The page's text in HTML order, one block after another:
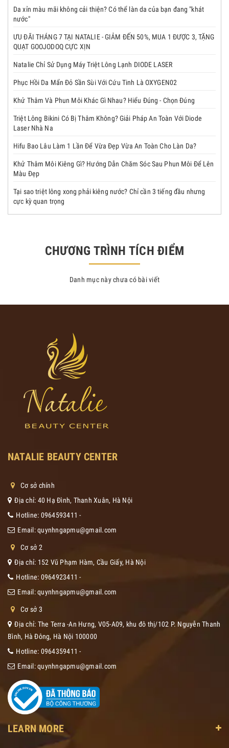
Da xỉn màu mãi không cải thiện? Có thể làn da của bạn đang "khát
nước"
ƯU ĐÃI THÁNG 7 TẠI NATALIE - GIẢM ĐẾN 50%, MUA 1 ĐƯỢC 3, TẶNG
QUẠT GOOJODOQ CỰC XỊN
Natalie Chỉ Sử Dụng Máy Triệt Lông Lạnh DIODE LASER
Phục Hồi Da Mẩn Đỏ Sần Sùi Với Cứu Tinh Là OXYGEN02
Khử Thâm Và Phun Môi Khác Gì Nhau? Hiểu Đúng - Chọn Đúng
Triệt Lông Bikini Có Bị Thâm Không? Giải Pháp An Toàn Với Diode
Laser Nhà Na
Hifu Bao Lâu Làm 1 Lần Để Vừa Đẹp Vừa An Toàn Cho Làn Da?
Khử Thâm Môi Kiêng Gì? Hướng Dẫn Chăm Sóc Sau Phun Môi Để Lên
Màu Đẹp
Tại sao triệt lông xong phải kiêng nước? Chỉ cần 3 tiếng đầu nhưng
cực kỳ quan trọng
CHƯƠNG TRÌNH TÍCH ĐIỂM
Danh mục này chưa có bài viết
NATALIE BEAUTY CENTER
Cơ sở chính
Địa chỉ: 40 Hạ Đình, Thanh Xuân, Hà Nội
Hotline: 0964593411 -
Email:quynhngapmu@gmail.com
Cơ sở 2
Địa chỉ: 152 Vũ Phạm Hàm, Cầu Giấy, Hà Nội
Hotline: 0964923411 -
Email:quynhngapmu@gmail.com
Cơ sở 3
Địa chỉ: The Terra -An Hưng, V05-A09, khu đô thị/102 P. Nguyễn Thanh
Bình, Hà Đông, Hà Nội 100000
Hotline: 0964359411 -
Email:quynhngapmu@gmail.com
LEARN MORE